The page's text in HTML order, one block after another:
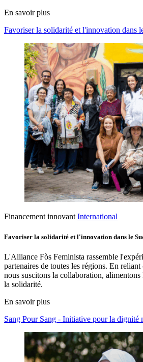
En savoir plus
Favoriser la solidarité et l'innovation dans
Financement innovant International
Favoriser la solidarité et l'innovation dans le
L'Alliance Fòs Feminista rassemble
partenaires de toutes les régions. En reliant
nous suscitons la collaboration,
la solidarité.
En savoir plus
Sang Pour Sang - Initiative pour la dignité